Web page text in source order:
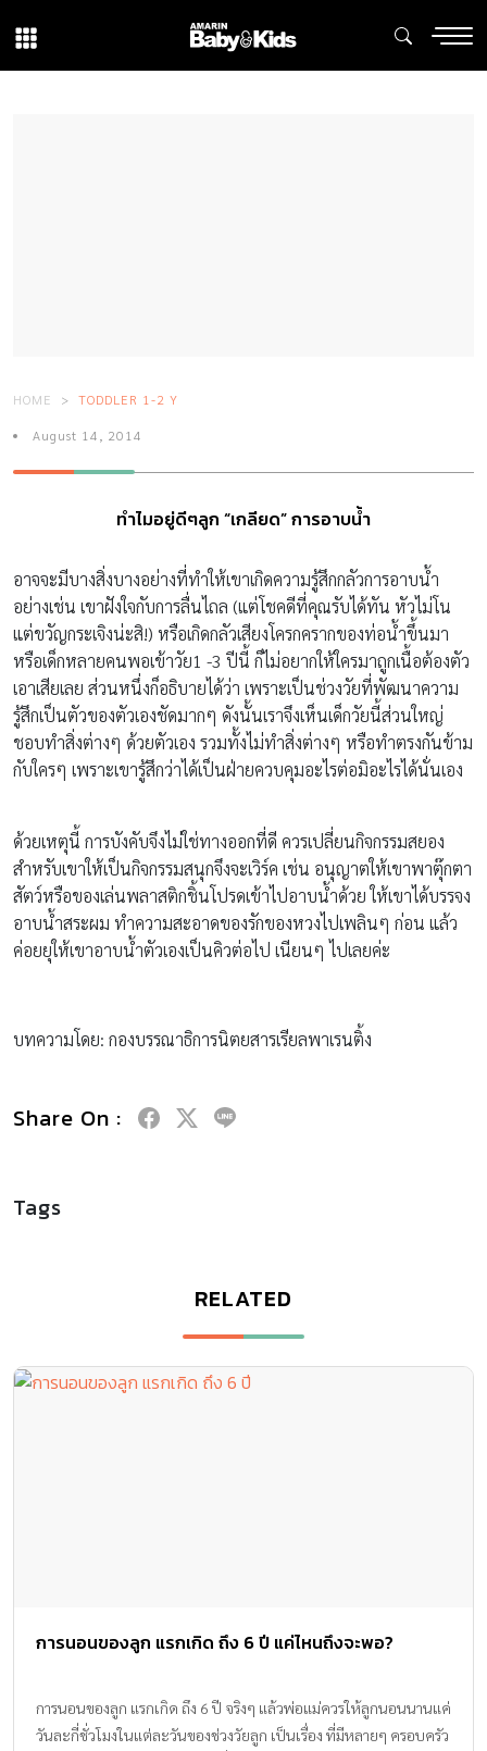
HOME TODDLER 1-2 Y
August 14, 2014
ทำไมอยู่ดีๆลูก “เกลียด” การอาบน้ำ
อาจจะมีบางสิ่งบางอย่างที่ทำให้เขาเกิดความรู้สึกกลัวการอาบน้ำ
อย่างเช่น เขาฝังใจกับการลื่นไถล (แต่โชคดีที่คุณรับได้ทัน หัวไม่โน
แต่ขวัญกระเจิงน่ะสิ!) หรือเกิดกลัวเสียงโครกครากของท่อน้ำขึ้นมา
หรือเด็กหลายคนพอเข้าวัย1 -3 ปีนี้ ก็ไม่อยากให้ใครมาถูกเนื้อต้องตัว
เอาเสียเลย ส่วนหนึ่งก็อธิบายได้ว่า เพราะเป็นช่วงวัยที่พัฒนาความ
รู้สึกเป็นตัวของตัวเองชัดมากๆ ดังนั้นเราจึงเห็นเด็กวัยนี้ส่วนใหญ่
ชอบทำสิ่งต่างๆ ด้วยตัวเอง รวมทั้งไม่ทำสิ่งต่างๆ หรือทำตรงกันข้าม
กับใครๆ เพราะเขารู้สึกว่าได้เป็นฝ่ายควบคุมอะไรต่อมิอะไรได้นั่นเอง
ด้วยเหตุนี้ การบังคับจึงไม่ใช่ทางออกที่ดี ควรเปลี่ยนกิจกรรมสยอง
สำหรับเขาให้เป็นกิจกรรมสนุกจึงจะเวิร์ค เช่น อนุญาตให้เขาพาตุ๊กตา
สัตว์หรือของเล่นพลาสติกชิ้นโปรดเข้าไปอาบน้ำด้วย ให้เขาได้บรรจง
อาบน้ำสระผม ทำความสะอาดของรักของหวงไปเพลินๆ ก่อน แล้ว
ค่อยยุให้เขาอาบน้ำตัวเองเป็นคิวต่อไป เนียนๆ ไปเลยค่ะ
บทความโดย: กองบรรณาธิการนิตยสารเรียลพาเรนติ้ง
Share On :
Tags
RELATED
การนอนของลูก แรกเกิด ถึง 6 ปี แค่ไหนถึงจะพอ?
การนอนของลูก แรกเกิด ถึง 6 ปี จริงๆ แล้วพ่อแม่ควรให้ลูกนอนนานแค่
วันละกี่ชั่วโมงในแต่ละวันของช่วงวัยลูก เป็นเรื่อง ที่มีหลายๆ ครอบครัว